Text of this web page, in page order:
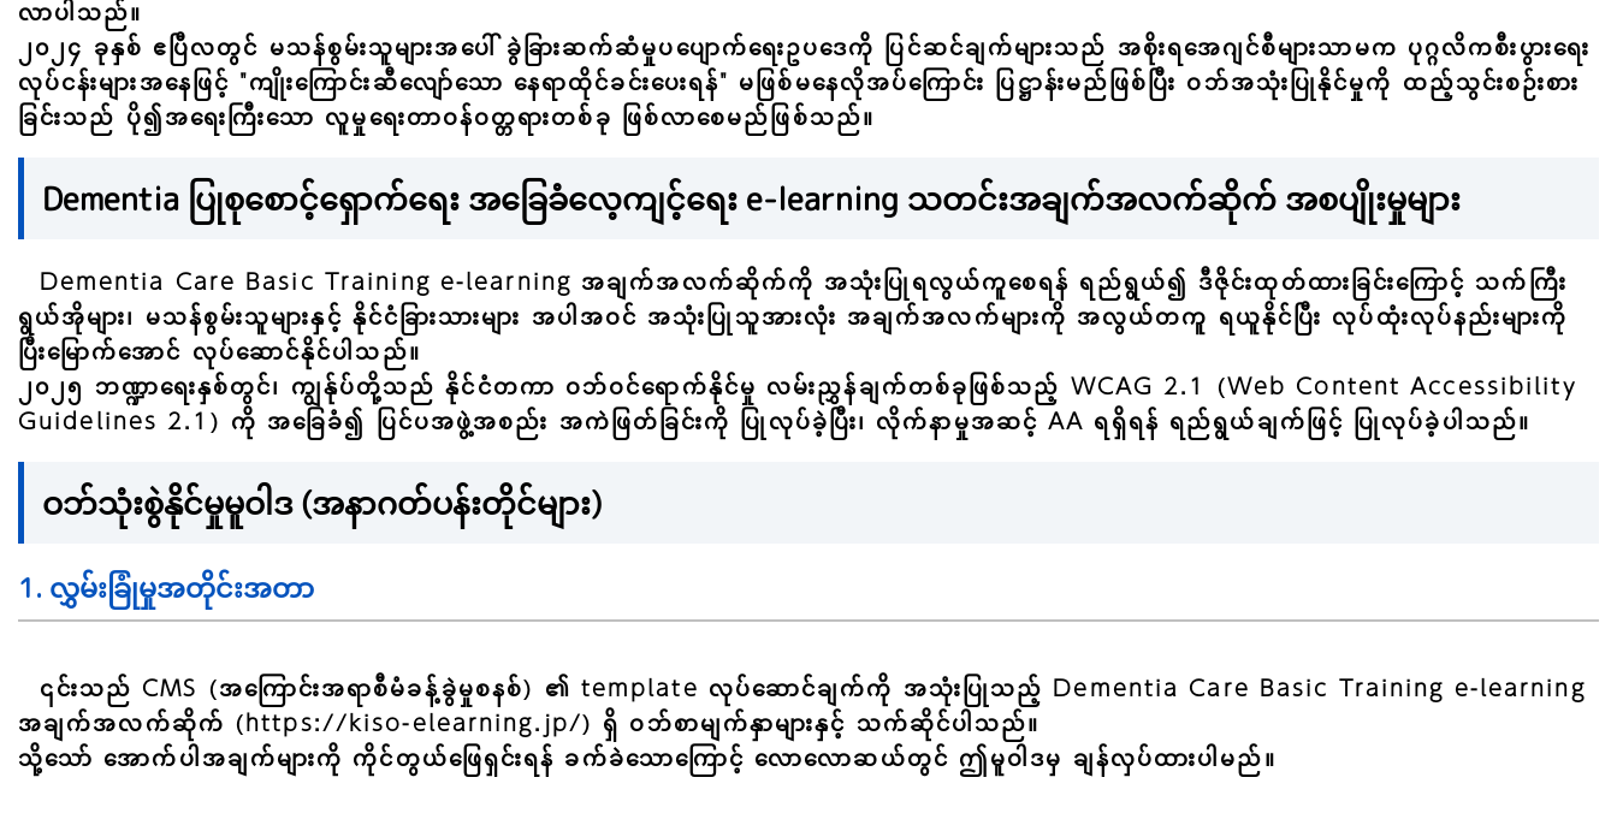
လာပါသည်။
၂၀၂၄ ခုနှစ် ဧပြီလတွင် မသန်စွမ်းသူများအပေါ် ခွဲခြားဆက်ဆံမှုပပျောက်ရေးဥပဒေကို ပြင်ဆင်ချက်များသည် အစိုးရအေဂျင်စီများသာမက ပုဂ္ဂလိကစီးပွားရေး
လုပ်ငန်းများအနေဖြင့် "ကျိုးကြောင်းဆီလျော်သော နေရာထိုင်ခင်းပေးရန်" မဖြစ်မနေလိုအပ်ကြောင်း ပြဋ္ဌာန်းမည်ဖြစ်ပြီး ဝဘ်အသုံးပြုနိုင်မှုကို ထည့်သွင်းစဉ်းစား
ခြင်းသည် ပို၍အရေးကြီးသော လူမှုရေးတာဝန်ဝတ္တရားတစ်ခု ဖြစ်လာစေမည်ဖြစ်သည်။
Dementia ပြုစုစောင့်ရှောက်ရေး အခြေခံလေ့ကျင့်ရေး e-learning သတင်းအချက်အလက်ဆိုက် အစပျိုးမှုများ
Dementia Care Basic Training e-learning အချက်အလက်ဆိုက်ကို အသုံးပြုရလွယ်ကူစေရန် ရည်ရွယ်၍ ဒီဇိုင်းထုတ်ထားခြင်းကြောင့် သက်ကြီး
ရွယ်အိုများ၊ မသန်စွမ်းသူများနှင့် နိုင်ငံခြားသားများ အပါအဝင် အသုံးပြုသူအားလုံး အချက်အလက်များကို အလွယ်တကူ ရယူနိုင်ပြီး လုပ်ထုံးလုပ်နည်းများကို
ပြီးမြောက်အောင် လုပ်ဆောင်နိုင်ပါသည်။
၂၀၂၅ ဘဏ္ဍာရေးနှစ်တွင်၊ ကျွန်ုပ်တို့သည် နိုင်ငံတကာ ဝဘ်ဝင်ရောက်နိုင်မှု လမ်းညွှန်ချက်တစ်ခုဖြစ်သည့် WCAG 2.1 (Web Content Accessibility
Guidelines 2.1) ကို အခြေခံ၍ ပြင်ပအဖွဲ့အစည်း အကဲဖြတ်ခြင်းကို ပြုလုပ်ခဲ့ပြီး၊ လိုက်နာမှုအဆင့် AA ရရှိရန် ရည်ရွယ်ချက်ဖြင့် ပြုလုပ်ခဲ့ပါသည်။
ဝဘ်သုံးစွဲနိုင်မှုမူဝါဒ (အနာဂတ်ပန်းတိုင်များ)
1. လွှမ်းခြုံမှုအတိုင်းအတာ
၎င်းသည် CMS (အကြောင်းအရာစီမံခန့်ခွဲမှုစနစ်) ၏ template လုပ်ဆောင်ချက်ကို အသုံးပြုသည့် Dementia Care Basic Training e-learning
အချက်အလက်ဆိုက် (https://kiso-elearning.jp/) ရှိ ဝဘ်စာမျက်နှာများနှင့် သက်ဆိုင်ပါသည်။
သို့သော် အောက်ပါအချက်များကို ကိုင်တွယ်ဖြေရှင်းရန် ခက်ခဲသောကြောင့် လောလောဆယ်တွင် ဤမူဝါဒမှ ချန်လှပ်ထားပါမည်။